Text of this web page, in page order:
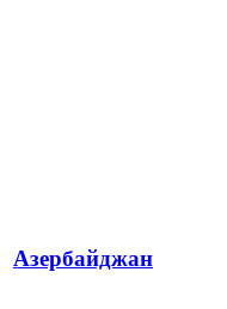
Азербайджан